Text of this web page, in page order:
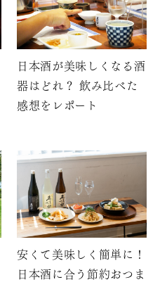
日本酒が美味しくなる酒
器はどれ？ 飲み比べた
感想をレポート
安くて美味しく簡単に！
日本酒に合う節約おつま